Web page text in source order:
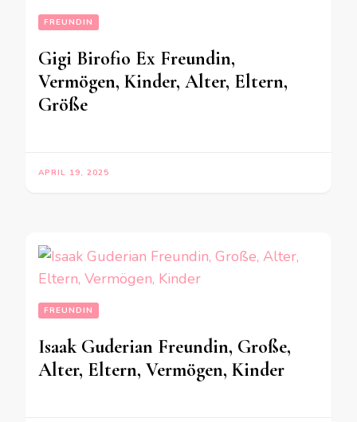
FREUNDIN
Gigi Birofio Ex Freundin,
Vermögen, Kinder, Alter, Eltern,
Größe
APRIL 19, 2025
FREUNDIN
Isaak Guderian Freundin, Große,
Alter, Eltern, Vermögen, Kinder